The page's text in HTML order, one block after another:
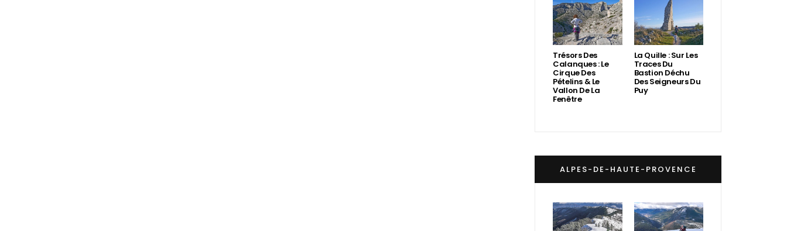
Trésors Des
Calanques : Le
Cirque Des
Pételins & Le
Vallon De La
Fenêtre
La Quille : Sur Les
Traces Du
Bastion Déchu
Des Seigneurs Du
Puy
ALPES-DE-HAUTE-PROVENCE